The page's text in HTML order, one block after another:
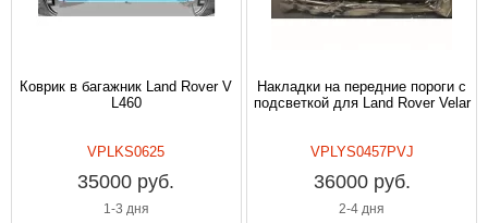
Коврик в багажник Land Rover V
L460
VPLKS0625
35000 руб.
1-3 дня
Накладки на передние пороги с
подсветкой для Land Rover Velar
VPLYS0457PVJ
36000 руб.
2-4 дня